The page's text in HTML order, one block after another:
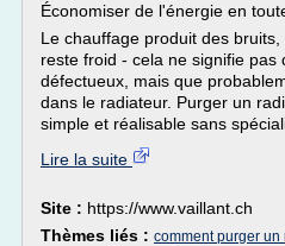
Économiser de l'énergie en
Le chauffage produit des
reste froid - cela ne signifie pas
défectueux, mais que
dans le radiateur. Purger un
simple et réalisable sans
Lire la suite
Site : https://www.vaillant.ch
Thèmes liés : comment purger un